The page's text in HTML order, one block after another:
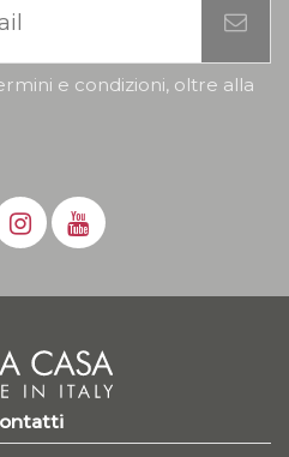
e condizioni, oltre alla